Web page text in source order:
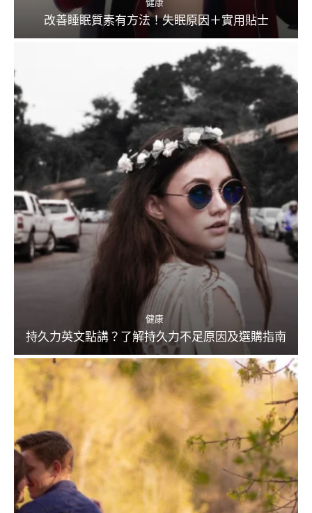
健康
改善睡眠質素有方法！失眠原因＋實用貼士
健康
持久力英文點講？了解持久力不足原因及選購指南